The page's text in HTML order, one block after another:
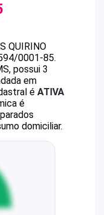
QUIRINO
0001-85.
possui 3
em
é ATIVA
é
domiciliar.